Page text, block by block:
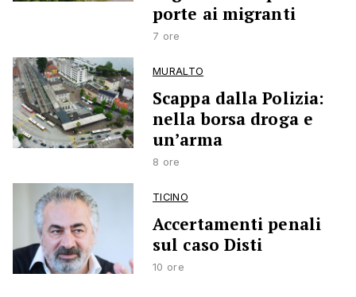
porte ai migranti
7 ore
MURALTO
Scappa dalla Polizia:
nella borsa droga e
un’arma
8 ore
TICINO
Accertamenti penali
sul caso Disti
10 ore